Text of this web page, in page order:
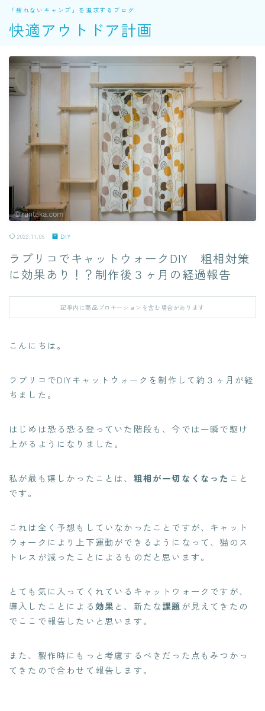
快適アウトドア計画
「疲れないキャンプ」を追求するブログ
2022.11.06 DIY
ラブリコでキャットウォークDIY 粗相対策
に効果あり！？制作後３ヶ月の経過報告
記事内に商品プロモーションを含む場合があります
こんにちは。
ラブリコでDIYキャットウォークを制作して約３ヶ月が経
ちました。
はじめは恐る恐る登っていた階段も、今では一瞬で駆け
上がるようになりました。
私が最も嬉しかったことは、 粗相が一切なくなった こと
です。
これは全く予想もしていなかったことですが、キャット
ウォークにより上下運動ができるようになって、猫のス
トレスが減ったことによるものだと思います。
とても気に入ってくれているキャットウォークですが、
導入したことによる効果 と、新たな課題が見えてきたの
でここで報告したいと思います。
また、製作時にもっと考慮するべきだった点もみつかっ
てきたので合わせて報告します。